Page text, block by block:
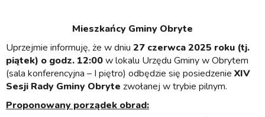
Mieszkańcy Gminy Obryte
Uprzejmie informuję, że w dniu 27 czerwca 2025 roku (tj.
piątek) o godz. 12:00w lokalu Urzędu Gminy w Obrytem
(sala konferencyjna – I piętro) odbędzie się posiedzenie XIV
Sesji Rady Gminy Obryte zwołanej w trybie pilnym.
Proponowany porządek obrad: